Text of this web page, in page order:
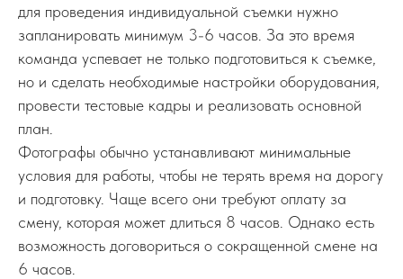
для проведения индивидуальной съемки нужно
запланировать минимум 3-6 часов. За это время
команда успевает не только подготовиться к съемке,
но и сделать необходимые настройки оборудования,
провести тестовые кадры и реализовать основной
план.
Фотографы обычно устанавливают минимальные
условия для работы, чтобы не терять время на дорогу
и подготовку. Чаще всего они требуют оплату за
смену, которая может длиться 8 часов. Однако есть
возможность договориться о сокращенной смене на
6 часов.